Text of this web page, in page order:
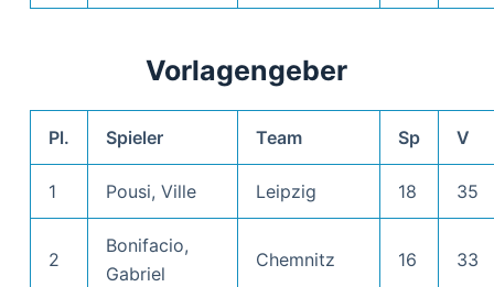
Vorlagengeber
Pl. Spieler Team Sp V
1 Pousi, Ville Leipzig 18 35
2
Bonifacio,
Gabriel
Chemnitz 16 33